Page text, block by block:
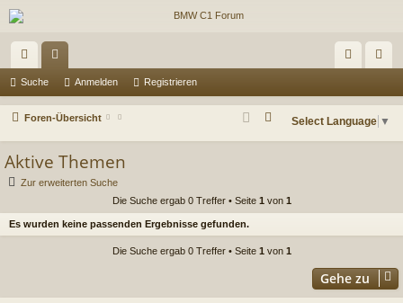
ch
ne
ug
riff
en m ist
Suche Anmelden Registrieren
Foren-Übersicht Select Language ▼
Aktive Themen
Zur erweiterten Suche
Die Suche ergab 0 Treffer • Seite 1 von 1
Es wurden keine passenden Ergebnisse gefunden.
Die Suche ergab 0 Treffer • Seite 1 von 1
Gehe zu